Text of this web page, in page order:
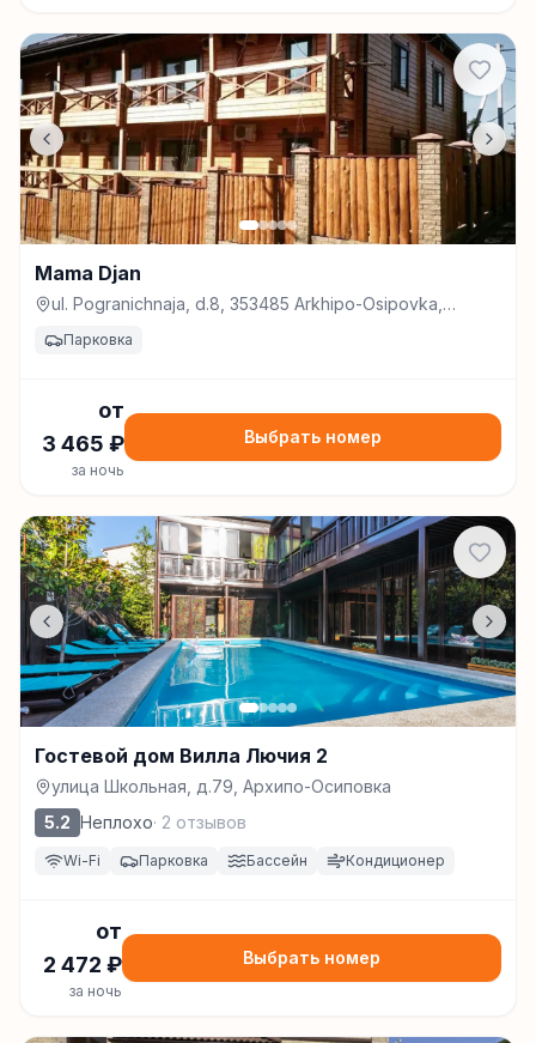
Mama Djan
ul. Pogranichnaja, d.8, 353485 Arkhipo-Osipovka,
Парковка
от
3 465 ₽
за ночь
Выбрать номер
Гостевой дом Вилла Лючия 2
улица Школьная, д.79, Архипо-Осиповка
5.2 Неплохо· 2 отзывов
Wi-Fi Парковка Бассейн Кондиционер
от
2 472 ₽
за ночь
Выбрать номер